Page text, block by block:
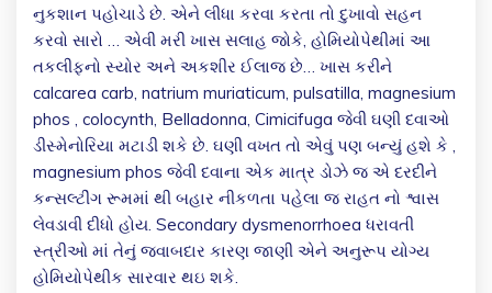
નુકશાન પહોચાડે છે. એને લીધા કરવા કરતા તો દુખાવો સહન
કરવો સારો … એવી મરી ખાસ સલાહ જોકે, હોમિયોપેથીમાં આ
તકલીફનો સ્યોર અને અકશીર ઈલાજ છે… ખાસ કરીને
calcarea carb, natrium muriaticum, pulsatilla, magnesium
phos , colocynth, Belladonna, Cimicifuga જેવી ઘણી દવાઓ
ડીસ્મેનોરિયા મટાડી શકે છે. ઘણી વખત તો એવું પણ બન્યું હશે કે ,
magnesium phos જેવી દવાના એક માત્ર ડોઝે જ એ દરદીને
કન્સલ્ટીંગ રૂમમાં થી બહાર નીકળતા પહેલા જ રાહત નો શ્વાસ
લેવડાવી દીધો હોય. Secondary dysmenorrhoea ધરાવતી
સ્ત્રીઓ માં તેનું જવાબદાર કારણ જાણી એને અનુરૂપ યોગ્ય
હોમિયોપેથીક સારવાર થઇ શકે.